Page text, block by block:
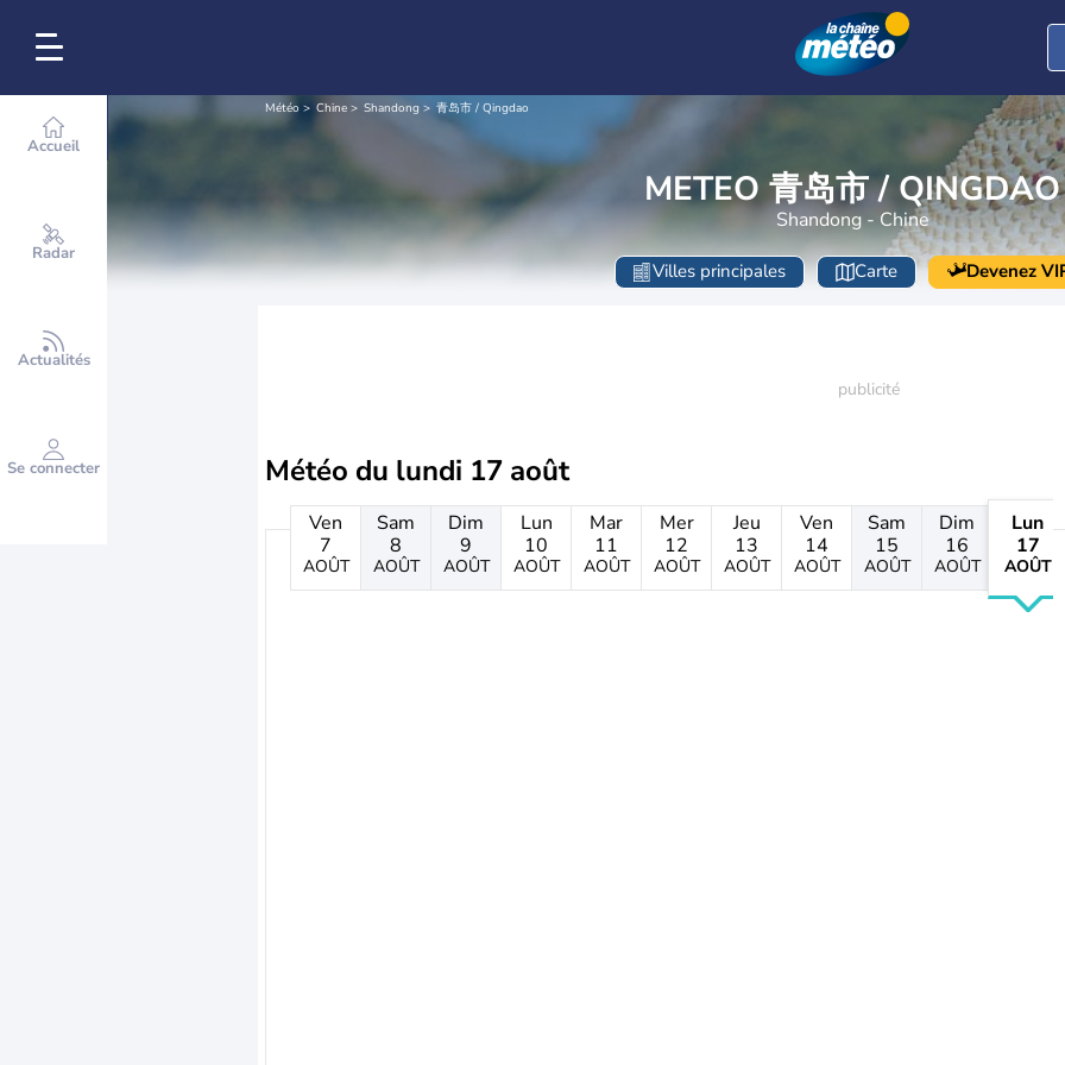
Accueil
Radar
Actualités
Se connecter
Météo Chine Shandong 青岛市 / Qingdao
METEO 青岛市 / QINGDAO
Shandong - Chine
Villes principales Carte Devenez
Météo du lundi 17 août
Ven
7
AOÛT
Sam
8
AOÛT
Dim
9
AOÛT
Lun
10
AOÛT
Mar
11
AOÛT
Mer
12
AOÛT
Jeu
13
AOÛT
Ven
14
AOÛT
Sam
15
AOÛT
Dim
16
AOÛT
Lun
17
AOÛT